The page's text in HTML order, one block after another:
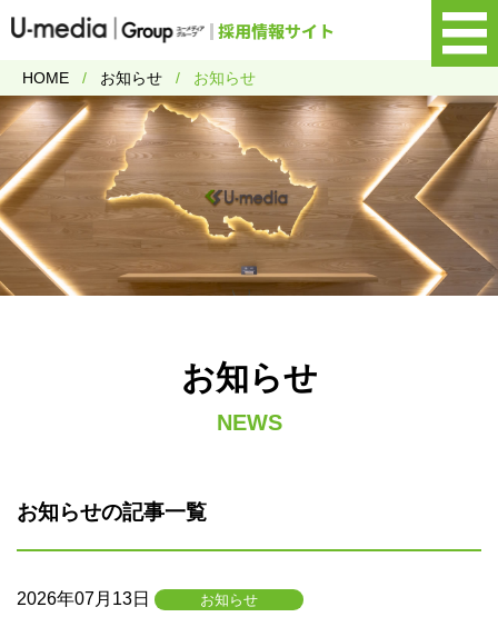
HOME お知らせ お知らせ
お知らせ
NEWS
お知らせの記事一覧
2026年07月13日 お知らせ